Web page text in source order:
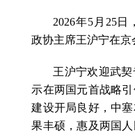
2026年5月25
政协主席王沪宁在京
王沪宁欢迎武
示在两国元首战略
建设开局良好，中
果丰硕，惠及两国